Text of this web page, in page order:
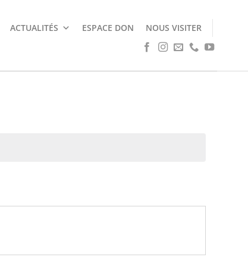
ACTUALITÉS ESPACE DON NOUS VISITER